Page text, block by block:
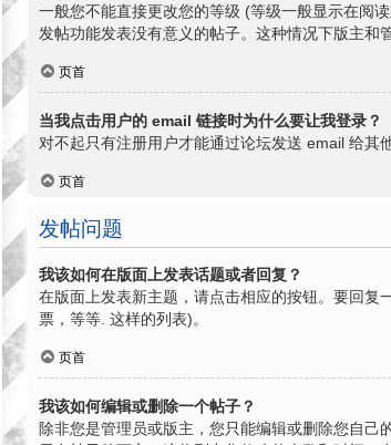
一般您不能直接更改您的等级 (等级一般显示在阅
发帖功能发表没有意义的帖子。这种情况下版主和
页首
当我点击用户的 email 链接时为什么要让我登录？
对不起只有注册用户才能通过论坛发送 email 给其
页首
发帖问题
我该如何在版面上发表话题或者回复？
在版面上发表新主题，请点击相应的按钮。要回
票，等等. 这样的列表)。
页首
我该如何编辑或删除一个帖子？
除非您是管理员或版主，您只能编辑或删除您自己